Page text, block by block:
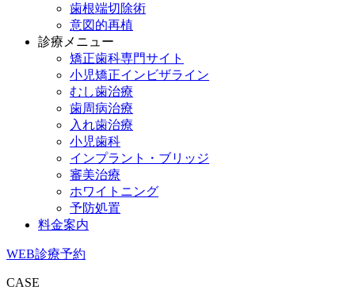
歯根端切除術
意図的再植
診療メニュー
矯正歯科専門サイト
小児矯正インビザライン
むし歯治療
歯周病治療
入れ歯治療
小児歯科
インプラント・ブリッジ
審美治療
ホワイトニング
予防処置
料金案内
WEB診療予約
CASE